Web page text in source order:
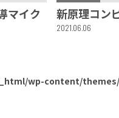
マイク
新原理コン
2021.06.06
wp-content/